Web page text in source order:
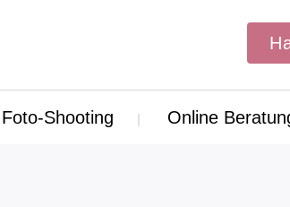
Foto-Shooting Online